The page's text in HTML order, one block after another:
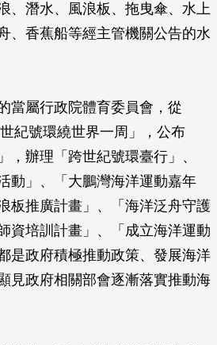
、潛水、風浪板、拖曳傘、水上
、香蕉船等經主管機關公告的水
當屬行政院體育委員會，從
紀號環繞世界一周」，公布
，辦理「跨世紀號環臺行」、
動」、「大鵬灣海洋運動嘉年
板推廣計畫」、「海洋泛舟守護
資培訓計畫」、「成立海洋運動
是政府積極推動政策、發展海洋
見政府相關部會逐漸落實推動海